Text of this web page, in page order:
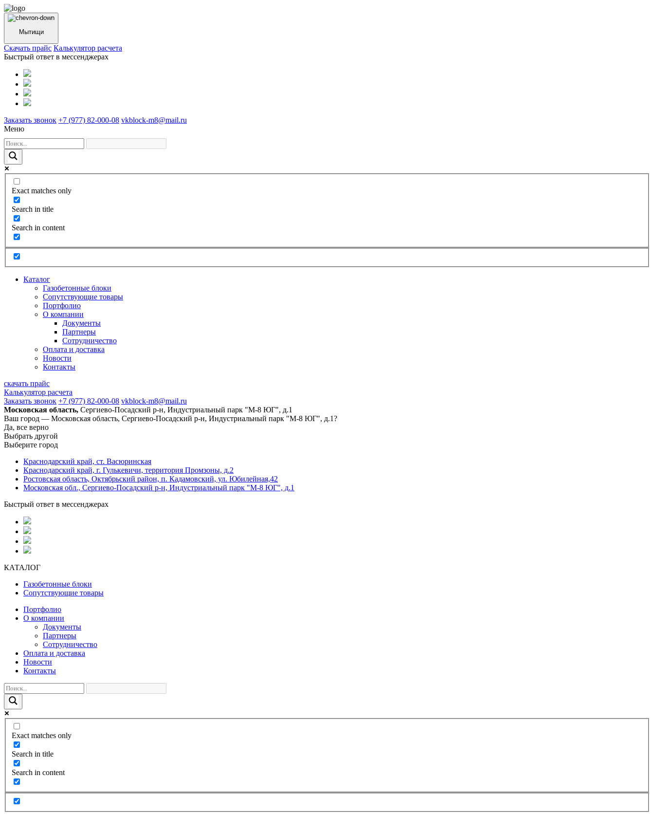
Мытищи
Cкачать прайс Калькулятор расчета
Быстрый ответ в мессенджерах
Заказать звонок +7 (977) 82-000-08 vkblock-m8@mail.ru
Меню
Exact matches only
Search in title
Search in content
Каталог
Газобетонные блоки
Сопутствующие товары
Портфолио
О компании
Документы
Партнеры
Сотрудничество
Оплата и доставка
Новости
Контакты
скачать прайс
Калькулятор расчета
Заказать звонок +7 (977) 82-000-08 vkblock-m8@mail.ru
Московская область, Сергиево-Посадский р-н, Индустриальный парк "М-8 ЮГ", д.1
Ваш город — Московская область, Сергиево-Посадский р-н, Индустриальный парк "М-8 ЮГ", д.1?
Да, все верно
Выбрать другой
Выберите город
Краснодарский край, ст. Васюринская
Краснодарский край, г. Гулькевичи, территория Промзоны, д.2
Ростовская область, Октябрьский район, п. Кадамовский, ул. Юбилейная,42
Московская обл., Сергиево-Посадский р-н, Индустриальный парк "М-8 ЮГ", д.1
Быстрый ответ в мессенджерах
КАТАЛОГ
Газобетонные блоки
Сопутствующие товары
Портфолио
О компании
Документы
Партнеры
Сотрудничество
Оплата и доставка
Новости
Контакты
Exact matches only
Search in title
Search in content